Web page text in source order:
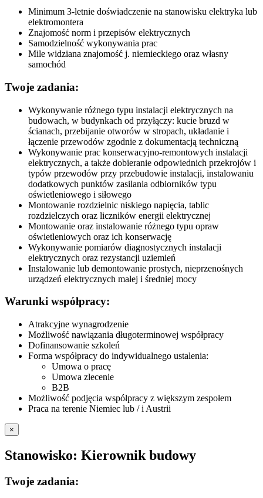
Minimum 3-letnie doświadczenie na stanowisku elektryka lub
elektromontera
Znajomość norm i przepisów elektrycznych
Samodzielność wykonywania prac
Mile widziana znajomość j. niemieckiego oraz własny
samochód
Twoje zadania:
Wykonywanie różnego typu instalacji elektrycznych na
budowach, w budynkach od przyłączy: kucie bruzd w
ścianach, przebijanie otworów w stropach, układanie i
łączenie przewodów zgodnie z dokumentacją techniczną
Wykonywanie prac konserwacyjno-remontowych instalacji
elektrycznych, a także dobieranie odpowiednich przekrojów i
typów przewodów przy przebudowie instalacji, instalowaniu
dodatkowych punktów zasilania odbiorników typu
oświetleniowego i siłowego
Montowanie rozdzielnic niskiego napięcia, tablic
rozdzielczych oraz liczników energii elektrycznej
Montowanie oraz instalowanie różnego typu opraw
oświetleniowych oraz ich konserwację
Wykonywanie pomiarów diagnostycznych instalacji
elektrycznych oraz rezystancji uziemień
Instalowanie lub demontowanie prostych, nieprzenośnych
urządzeń elektrycznych małej i średniej mocy
Warunki współpracy:
Atrakcyjne wynagrodzenie
Możliwość nawiązania długoterminowej współpracy
Dofinansowanie szkoleń
Forma współpracy do indywidualnego ustalenia:
Umowa o pracę
Umowa zlecenie
B2B
Możliwość podjęcia współpracy z większym zespołem
Praca na terenie Niemiec lub / i Austrii
×
Stanowisko: Kierownik budowy
Twoje zadania: